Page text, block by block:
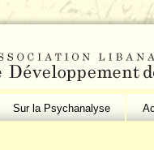
Sur la Psychanalyse